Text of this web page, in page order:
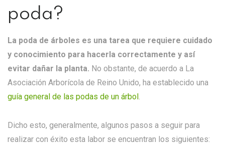
poda?
La poda de árboles es una tarea que requiere cuidado
y conocimiento para hacerla correctamente y así
evitar dañar la planta. No obstante, de acuerdo a La
Asociación Arborícola de Reino Unido, ha establecido una
guía general de las podas de un árbol .
Dicho esto, generalmente, algunos pasos a seguir para
realizar con éxito esta labor se encuentran los siguientes: